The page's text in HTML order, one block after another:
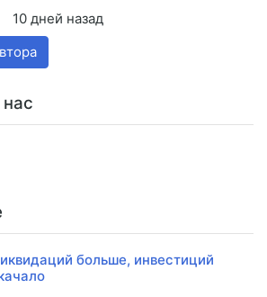
10 дней назад
больше, инвестиций